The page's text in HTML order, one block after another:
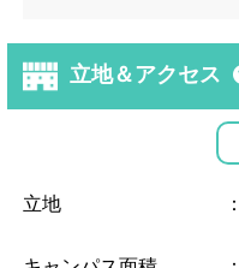
立地＆アクセス
立地 ：